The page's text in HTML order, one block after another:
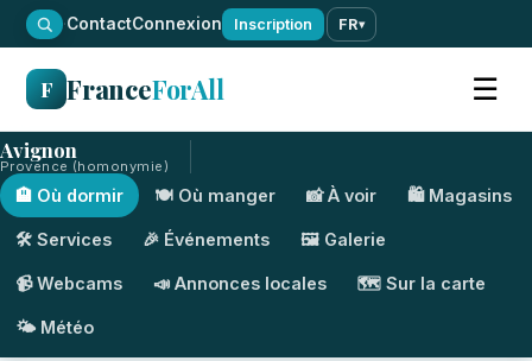
·ContactConnexion Inscription FR▾
F FranceForAll ☰
Avignon
Provence (homonymie)
🏨 Où dormir 🍽️ Où manger 📸 À voir 🛍️ Magasins
🛠️ Services 🎉 Événements 🖼️ Galerie
📹 Webcams 📣 Annonces locales 🗺️ Sur la carte
🌤️ Météo